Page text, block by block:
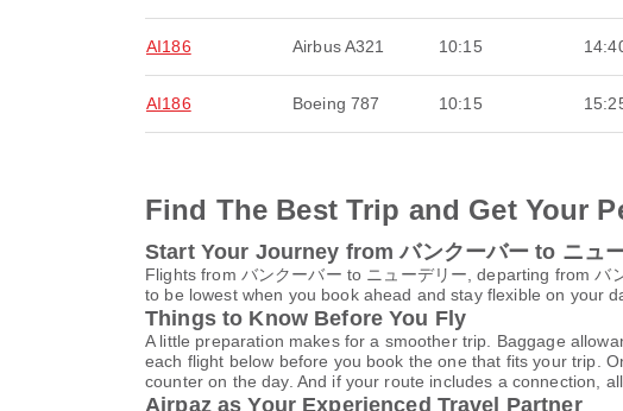
AI186 Airbus A321 10:15
AI186 Boeing 787 10:15
Find The Best Trip and Get Your
Start Your Journey from バンクーバー to ニュ
Flights from バンクーバー to ニューデリー, departing from
to be lowest when you book ahead and stay flexible on your
Things to Know Before You Fly
A little preparation makes for a smoother trip. Baggage
each flight below before you book the one that fits your trip.
counter on the day. And if your route includes a connection,
Airpaz as Your Experienced Travel Partner